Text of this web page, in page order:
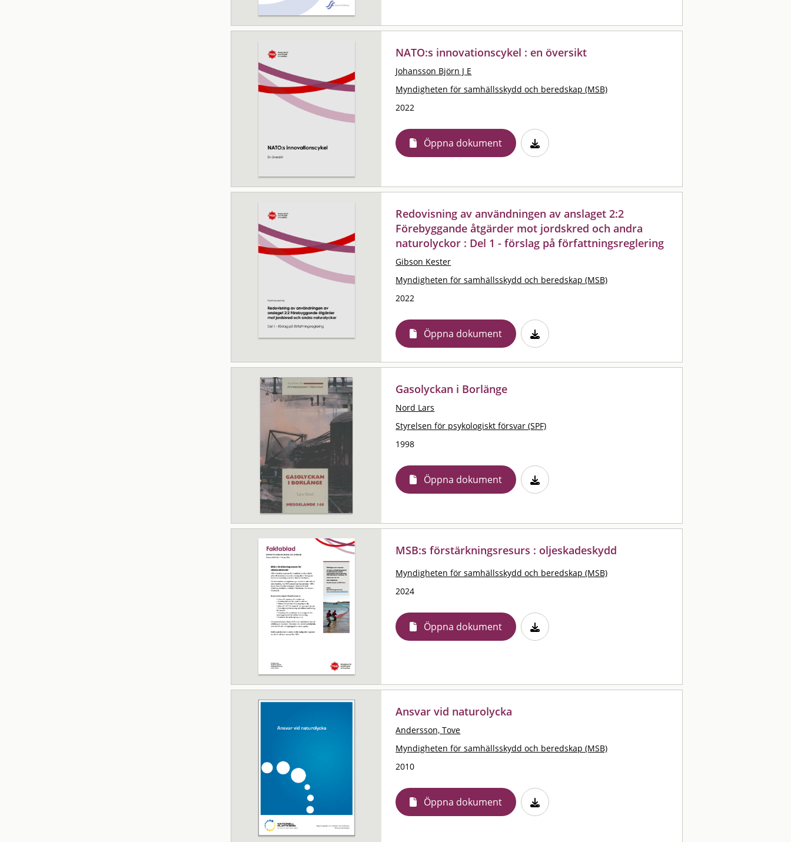
NATO:s innovationscykel : en översikt
Johansson Björn J E
Myndigheten för samhällsskydd och beredskap (MSB)
2022
Öppna dokument
Redovisning av användningen av anslaget 2:2
Förebyggande åtgärder mot jordskred och andra
naturolyckor : Del 1 - förslag på författningsreglering
Gibson Kester
Myndigheten för samhällsskydd och beredskap (MSB)
2022
Öppna dokument
Gasolyckan i Borlänge
Nord Lars
Styrelsen för psykologiskt försvar (SPF)
1998
Öppna dokument
MSB:s förstärkningsresurs : oljeskadeskydd
Myndigheten för samhällsskydd och beredskap (MSB)
2024
Öppna dokument
Ansvar vid naturolycka
Andersson, Tove
Myndigheten för samhällsskydd och beredskap (MSB)
2010
Öppna dokument